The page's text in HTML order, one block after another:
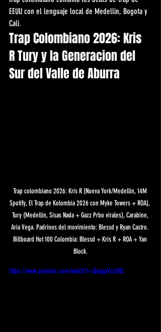
EEUU con el lenguaje local de Medellin, Bogota y
Cali.
Trap Colombiano 2026: Kris
R Tury y la Generacion del
Sur del Valle de Aburra
Trap colombiano 2026: Kris R (Nueva York/Medellín, 14M
Spotify, El Trap de Kolombia 2026 con Myke Towers + ROA),
Tury (Medellín, Sisas Nada + Gazz Prbo virales), Carabine,
Aria Vega. Padrinos del movimiento: Blessd y Ryan Castro.
Billboard Hot 100 Colombia: Blessd + Kris R + ROA + Yan
Block.
https://www.youtube.com/watch?v=QayggVcuUtQ